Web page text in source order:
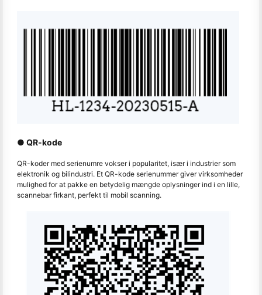
● QR-kode
QR-koder med serienumre vokser i popularitet, især i industrier som
elektronik og bilindustri. Et QR-kode serienummer giver virksomheder
mulighed for at pakke en betydelig mængde oplysninger ind i en lille,
scannebar firkant, perfekt til mobil scanning.